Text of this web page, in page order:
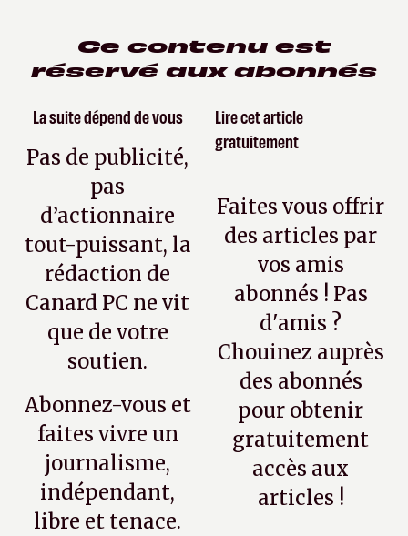
Ce contenu est
réservé aux abonnés
La suite dépend de vous
Pas de publicité,
pas
d’actionnaire
tout-puissant, la
rédaction de
Canard PC ne vit
que de votre
soutien.
Abonnez-vous et
faites vivre un
journalisme,
indépendant,
libre et tenace.
Lire cet article
gratuitement
Faites vous offrir
des articles par
vos amis
abonnés ! Pas
d'amis ?
Chouinez auprès
des abonnés
pour obtenir
gratuitement
accès aux
articles !